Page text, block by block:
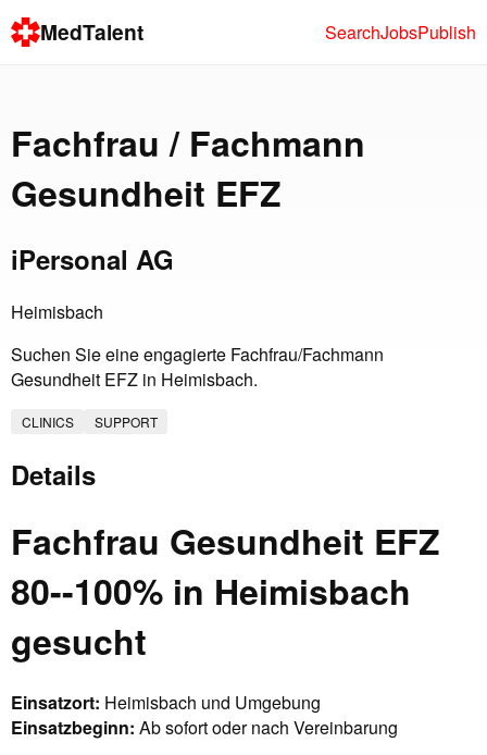
MedTalent SearchJobsPublish
Fachfrau / Fachmann
Gesundheit EFZ
iPersonal AG
Heimisbach
Suchen Sie eine engagierte Fachfrau/Fachmann
Gesundheit EFZ in Heimisbach.
CLINICS SUPPORT
Details
Fachfrau Gesundheit EFZ
80--100% in Heimisbach
gesucht
Einsatzort: Heimisbach und Umgebung
Einsatzbeginn: Ab sofort oder nach Vereinbarung